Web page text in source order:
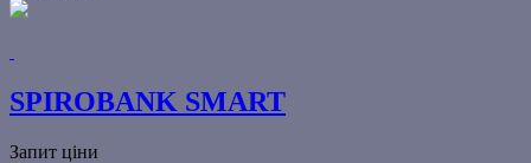
SPIROBANK SMART
Запит ціни